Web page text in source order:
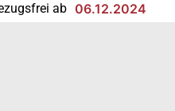
ab 06.12.2024